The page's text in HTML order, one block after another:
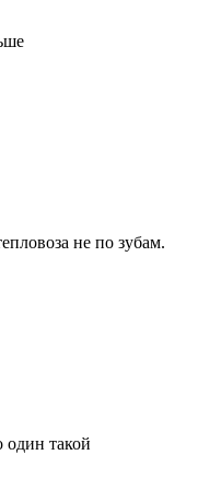
не по зубам.
один такой